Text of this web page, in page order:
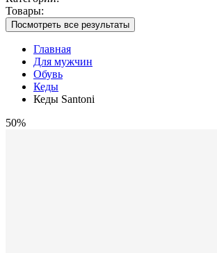
Товары:
Посмотреть все результаты
Главная
Для мужчин
Обувь
Кеды
Кеды Santoni
50%